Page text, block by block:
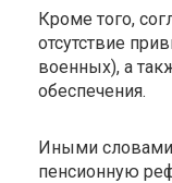
Кроме того,
отсутствие
военных), а
обеспечения.
Иными
пенсионную